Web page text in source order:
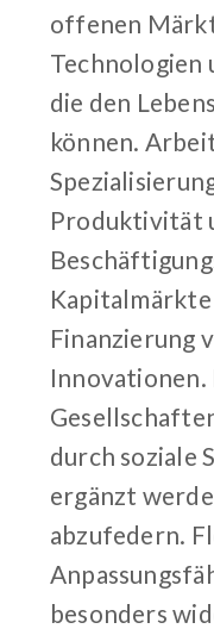
offenen
Technologien
die den
können.
Produktivität
Finanzierung
Innovationen.
durch soziale
ergänzt
abzufedern.
besonders